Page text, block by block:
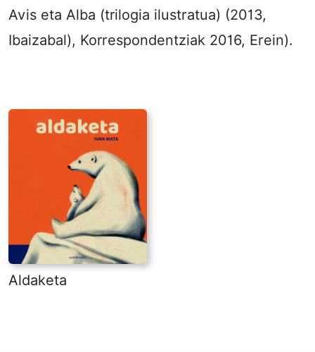
Avis eta Alba (trilogia ilustratua) (2013,
Ibaizabal), Korrespondentziak 2016, Erein).
Aldaketa